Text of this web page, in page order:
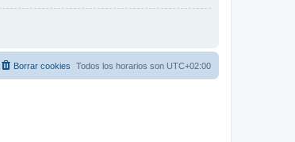
Todos los horarios son UTC+02:00
Borrar cookies